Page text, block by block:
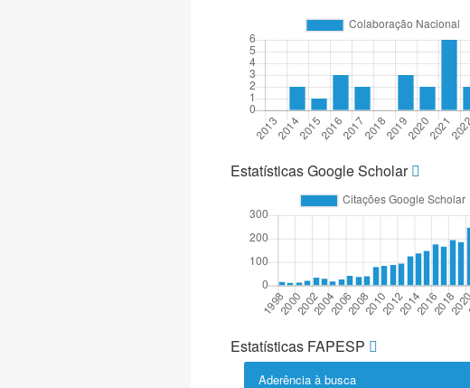
Estatísticas Google Scholar
Estatísticas FAPESP
Aderência à busca